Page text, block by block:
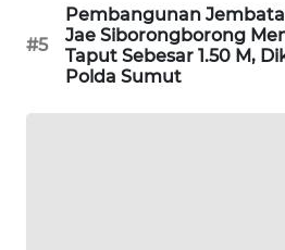
#5
Pembangunan
Jae Siborongborong
Taput Sebesar 1.50 M,
Polda Sumut
METRO
JAKARTA
NEWS
KRT